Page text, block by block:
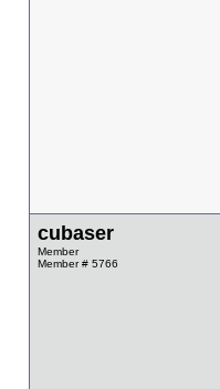
cubaser
Member
Member # 5766